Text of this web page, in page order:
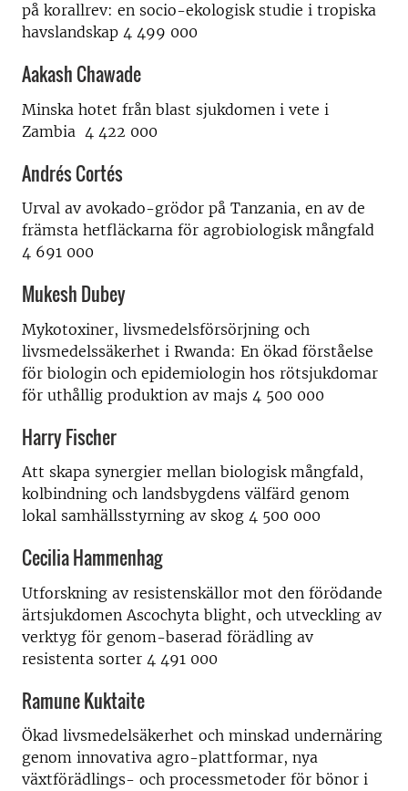
på korallrev: en socio-ekologisk studie i tropiska
havslandskap 4 499 000
Aakash Chawade
Minska hotet från blast sjukdomen i vete i
Zambia 4 422 000
Andrés Cortés
Urval av avokado-grödor på Tanzania, en av de
främsta hetfläckarna för agrobiologisk mångfald
4 691 000
Mukesh Dubey
Mykotoxiner, livsmedelsförsörjning och
livsmedelssäkerhet i Rwanda: En ökad förståelse
för biologin och epidemiologin hos rötsjukdomar
för uthållig produktion av majs 4 500 000
Harry Fischer
Att skapa synergier mellan biologisk mångfald,
kolbindning och landsbygdens välfärd genom
lokal samhällsstyrning av skog 4 500 000
Cecilia Hammenhag
Utforskning av resistenskällor mot den förödande
ärtsjukdomen Ascochyta blight, och utveckling av
verktyg för genom-baserad förädling av
resistenta sorter 4 491 000
Ramune Kuktaite
Ökad livsmedelsäkerhet och minskad undernäring
genom innovativa agro-plattformar, nya
växtförädlings- och processmetoder för bönor i